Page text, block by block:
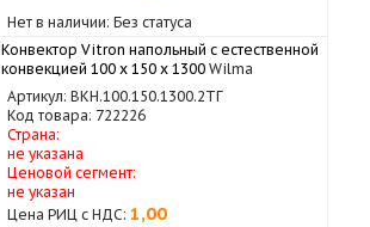
Нет в наличии: Без статуса
Конвектор Vitron напольный с естественной
конвекцией 100 х 150 х 1300Wilma
Артикул: ВКН.100.150.1300.2ТГ
Код товара: 722226
Страна:
не указана
Ценовой сегмент:
не указан
Цена РИЦ с НДС: 1,00